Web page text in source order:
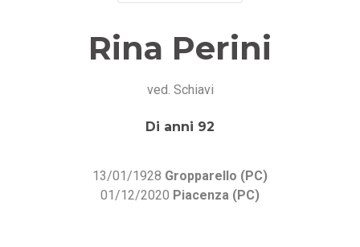
Rina Perini
ved. Schiavi
Di anni 92
13/01/1928 Gropparello (PC)
01/12/2020 Piacenza (PC)